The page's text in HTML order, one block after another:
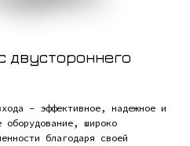
двустороннего
- эффективное, надежное и
оборудование, широко
благодаря своей